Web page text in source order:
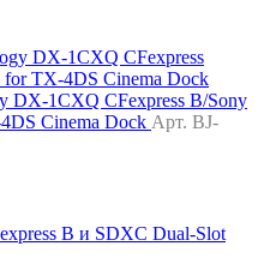
DX-1CXQ CFexpress B/Sony
Cinema Dock Арт. BJ-